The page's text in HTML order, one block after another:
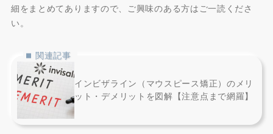
細をまとめてありますので、ご興味のある方はご一読くださ
い。
関連記事
インビザライン（マウスピース矯正）のメリ
ット・デメリットを図解【注意点まで網羅】